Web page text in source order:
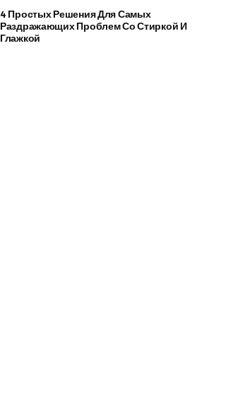
4 Простых Решения Для Самых
Раздражающих Проблем Со Стиркой И
Глажкой